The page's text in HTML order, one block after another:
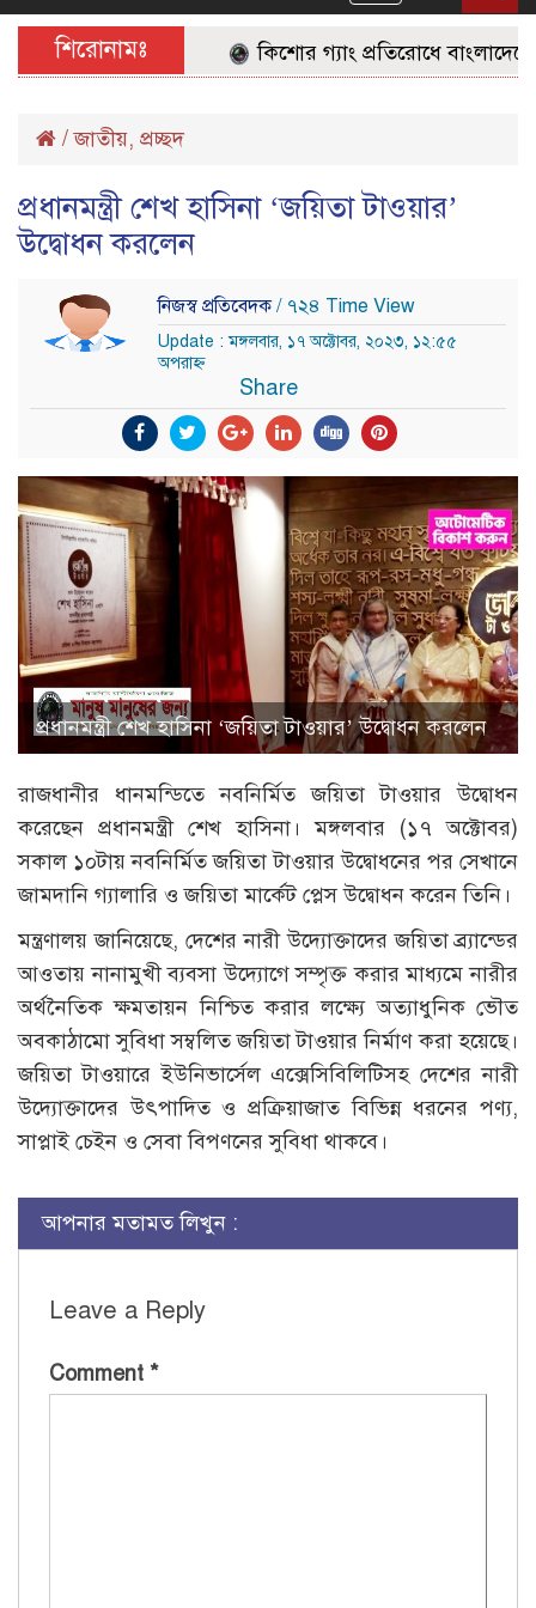
navigation
শিরোনামঃ কিশোর গ্যাং প্রতিরোধে
/জাতীয়, প্রচ্ছদ
প্রধানমন্ত্রী শেখ হাসিনা ‘জয়িতা টাওয়ার’
উদ্বোধন করলেন
নিজস্ব প্রতিবেদক/ ৭২৪ Time View
Update : মঙ্গলবার, ১৭ অক্টোবর, ২০২৩, ১২:৫৫
অপরাহ্ন
Share
প্রধানমন্ত্রী শেখ হাসিনা ‘জয়িতা টাওয়ার’ উদ্বোধন করলেন
রাজধানীর ধানমন্ডিতে নবনির্মিত জয়িতা টাওয়ার উদ্বোধন
করেছেন প্রধানমন্ত্রী শেখ হাসিনা। মঙ্গলবার (১৭ অক্টোবর)
সকাল ১০টায় নবনির্মিত জয়িতা টাওয়ার উদ্বোধনের পর সেখানে
জামদানি গ্যালারি ও জয়িতা মার্কেট প্লেস উদ্বোধন করেন তিনি।
মন্ত্রণালয় জানিয়েছে, দেশের নারী উদ্যোক্তাদের জয়িতা ব্র্যান্ডের
আওতায় নানামুখী ব্যবসা উদ্যোগে সম্পৃক্ত করার মাধ্যমে নারীর
অর্থনৈতিক ক্ষমতায়ন নিশ্চিত করার লক্ষ্যে অত্যাধুনিক ভৌত
অবকাঠামো সুবিধা সম্বলিত জয়িতা টাওয়ার নির্মাণ করা হয়েছে।
জয়িতা টাওয়ারে ইউনিভার্সেল এক্সেসিবিলিটিসহ দেশের নারী
উদ্যোক্তাদের উৎপাদিত ও প্রক্রিয়াজাত বিভিন্ন ধরনের পণ্য,
সাপ্লাই চেইন ও সেবা বিপণনের সুবিধা থাকবে।
আপনার মতামত লিখুন :
Leave a Reply
Comment *